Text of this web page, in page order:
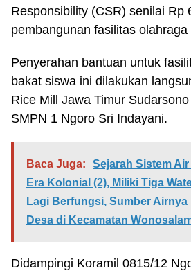
Responsibility (CSR) senilai Rp
pembangunan fasilitas
Penyerahan bantuan untuk
bakat siswa ini dilakukan
Rice Mill Jawa Timur
SMPN 1 Ngoro Sri Indayani.
Baca Juga:
Sejarah Sistem
Era Kolonial (2), Miliki Tiga
Lagi Berfungsi, Sumber
Desa di Kecamatan
Didampingi Koramil 0815/12